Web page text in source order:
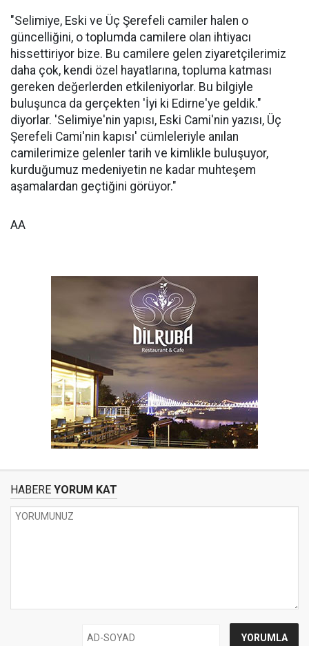
"Selimiye, Eski ve Üç Şerefeli camiler halen o
güncelliğini, o toplumda camilere olan ihtiyacı
hissettiriyor bize. Bu camilere gelen ziyaretçilerimiz
daha çok, kendi özel hayatlarına, topluma katması
gereken değerlerden etkileniyorlar. Bu bilgiyle
buluşunca da gerçekten 'İyi ki Edirne'ye geldik."
diyorlar. 'Selimiye'nin yapısı, Eski Cami'nin yazısı, Üç
Şerefeli Cami'nin kapısı' cümleleriyle anılan
camilerimize gelenler tarih ve kimlikle buluşuyor,
kurduğumuz medeniyetin ne kadar muhteşem
aşamalardan geçtiğini görüyor."
AA
HABERE YORUM KAT